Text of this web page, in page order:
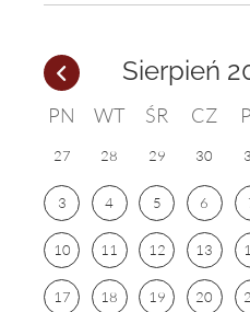
Sierpień
PN WT ŚR CZ
27 28 29 30
3 4 5 6
10 11 12 13
17 18 19 20